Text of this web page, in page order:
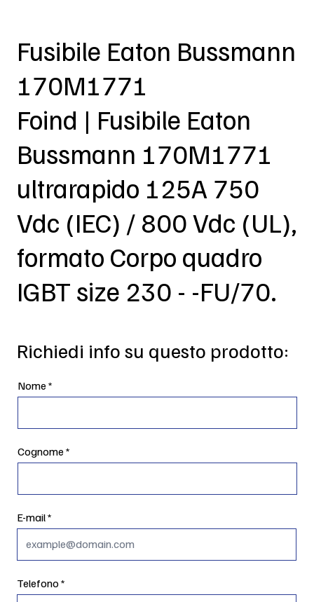
Fusibile Eaton Bussmann
170M1771
Foind | Fusibile Eaton
Bussmann 170M1771
ultrarapido 125A 750
Vdc (IEC) / 800 Vdc (UL),
formato Corpo quadro
IGBT size 230 - -FU/70.
Richiedi info su questo prodotto:
Nome
Cognome
E-mail
Telefono